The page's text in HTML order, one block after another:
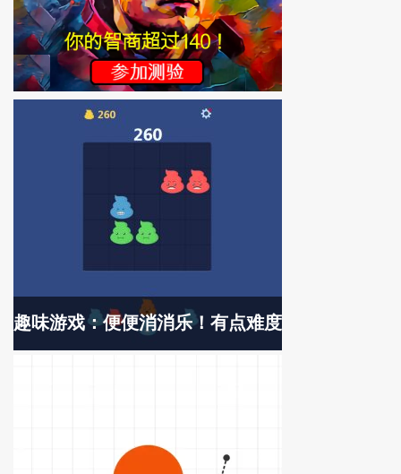
趣味游戏：便便消消乐！有点难度